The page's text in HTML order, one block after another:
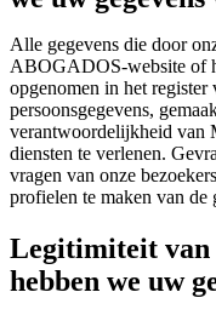
Alle gegevens die door
ABOGADOS-website of
opgenomen in het
persoonsgegevens,
verantwoordelijkheid
diensten te verlenen.
vragen van onze
profielen te maken van de
Legitimiteit van
hebben we uw